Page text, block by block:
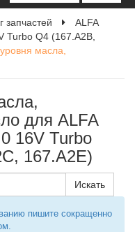
запчастей
ALFA
Turbo Q4 (167.A2B,
масла,
для ALFA
16V Turbo
167.A2E)
Искать
пишите сокращенно